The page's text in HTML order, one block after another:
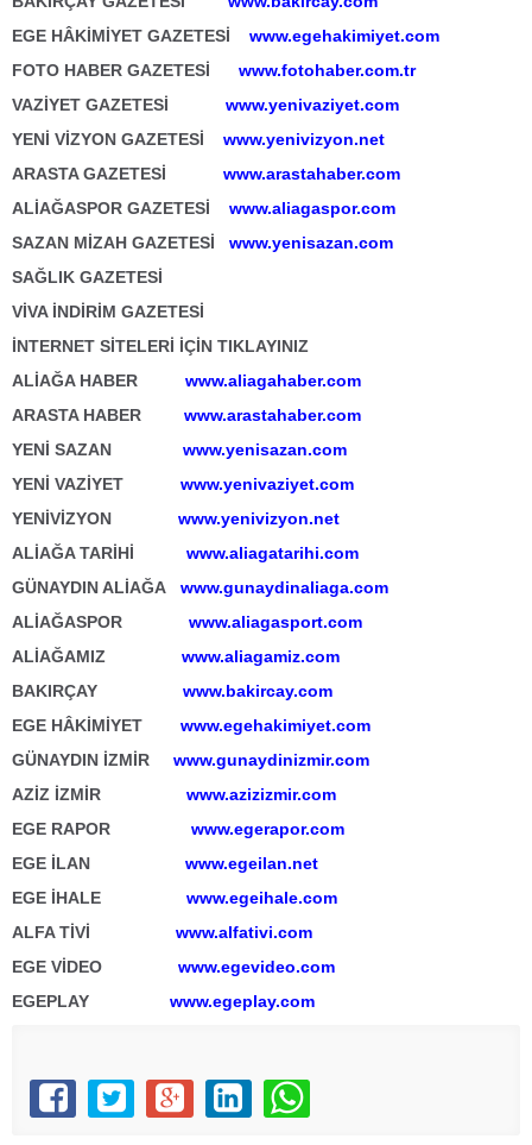
EGE HÂKİMİYET GAZETESİ
www.egehakimiyet.com
FOTO HABER GAZETESİ
www.fotohaber.com.tr
VAZİYET GAZETESİ www.yenivaziyet.com
YENİ VİZYON GAZETESİ
www.yenivizyon.net
ARASTA GAZETESİ www.arastahaber.com
ALİAĞASPOR GAZETESİ
www.aliagaspor.com
SAZAN MİZAH GAZETESİ
www.yenisazan.com
SAĞLIK GAZETESİ
VİVA İNDİRİM GAZETESİ
İNTERNET SİTELERİ İÇİN TIKLAYINIZ
ALİAĞA HABER www.aliagahaber.com
ARASTA HABER www.arastahaber.com
YENİ SAZAN www.yenisazan.com
YENİ VAZİYET www.yenivaziyet.com
YENİVİZYON www.yenivizyon.net
ALİAĞA TARİHİ www.aliagatarihi.com
GÜNAYDIN ALİAĞA
www.gunaydinaliaga.com
ALİAĞASPOR www.aliagasport.com
ALİAĞAMIZ www.aliagamiz.com
BAKIRÇAY www.bakircay.com
EGE HÂKİMİYET www.egehakimiyet.com
GÜNAYDIN İZMİR www.gunaydinizmir.com
AZİZ İZMİR www.azizizmir.com
EGE RAPOR www.egerapor.com
EGE İLAN www.egeilan.net
EGE İHALE www.egeihale.com
ALFA TİVİ www.alfativi.com
EGE VİDEO www.egevideo.com
EGEPLAY www.egeplay.com